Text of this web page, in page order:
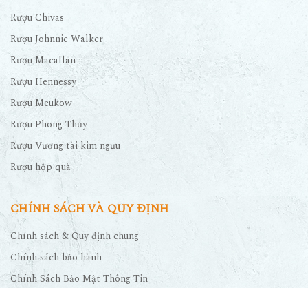
Rượu Chivas
Rượu Johnnie Walker
Rượu Macallan
Rượu Hennessy
Rượu Meukow
Rượu Phong Thủy
Rượu Vương tài kim ngưu
Rượu hộp quà
CHÍNH SÁCH VÀ QUY ĐỊNH
Chính sách & Quy định chung
Chính sách bảo hành
Chính Sách Bảo Mật Thông Tin